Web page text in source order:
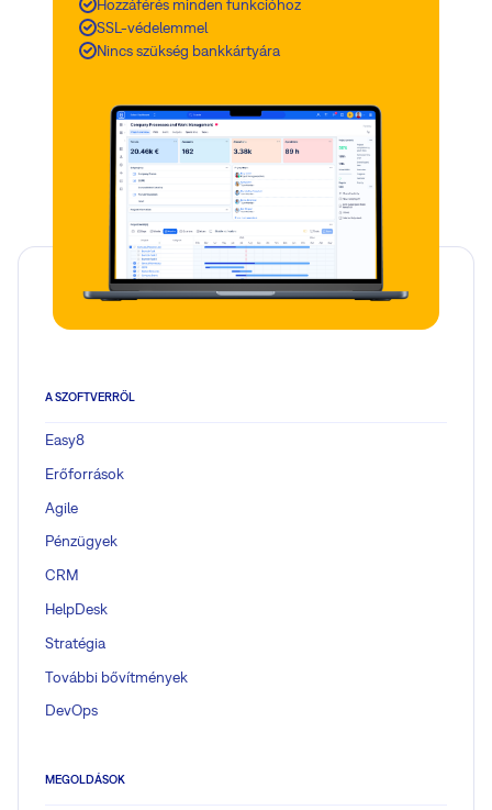
Hozzáférés minden funkcióhoz
SSL-védelemmel
Nincs szükség bankkártyára
A SZOFTVERRŐL
Easy8
Erőforrások
Agile
Pénzügyek
CRM
HelpDesk
Stratégia
További bővítmények
DevOps
MEGOLDÁSOK